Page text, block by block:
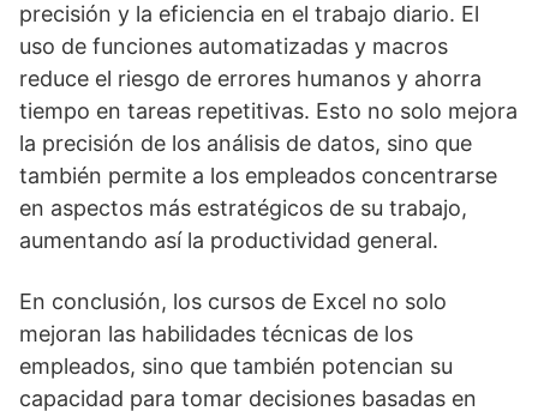
precisión y la eficiencia en el trabajo diario. El
uso de funciones automatizadas y macros
reduce el riesgo de errores humanos y ahorra
tiempo en tareas repetitivas. Esto no solo mejora
la precisión de los análisis de datos, sino que
también permite a los empleados concentrarse
en aspectos más estratégicos de su trabajo,
aumentando así la productividad general.
En conclusión, los cursos de Excel no solo
mejoran las habilidades técnicas de los
empleados, sino que también potencian su
capacidad para tomar decisiones basadas en